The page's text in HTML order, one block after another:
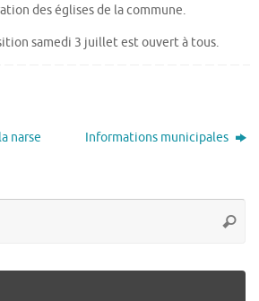
des églises de la commune.
samedi 3 juillet est ouvert à tous.
narse
Informations municipales